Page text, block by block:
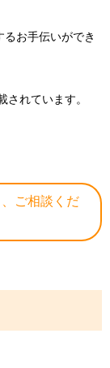
お手伝いができ
されています。
ご相談くだ